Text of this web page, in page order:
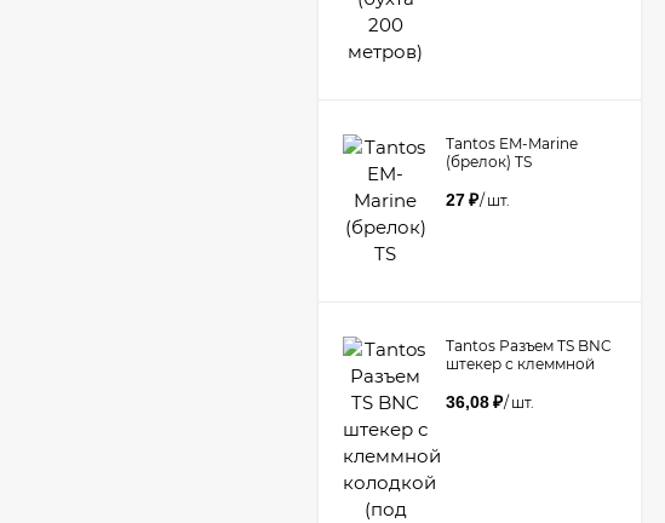
Tantos EM-Marine
(брелок) TS
27₽/ шт.
Tantos Разъем TS BNC
штекер с клеммной
36,08₽/ шт.